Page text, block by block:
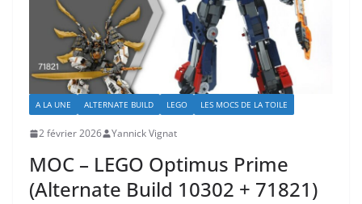
A LA UNE ALTERNATE BUILD LEGO LES MOCS DE LA TOILE
2 février 2026 Yannick Vignat
MOC – LEGO Optimus Prime
(Alternate Build 10302 + 71821)